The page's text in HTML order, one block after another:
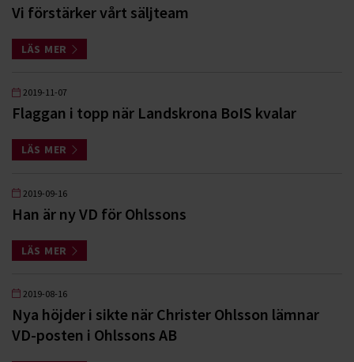
Vi förstärker vårt säljteam
LÄS MER
2019-11-07
Flaggan i topp när Landskrona BoIS kvalar
LÄS MER
2019-09-16
Han är ny VD för Ohlssons
LÄS MER
2019-08-16
Nya höjder i sikte när Christer Ohlsson lämnar
VD-posten i Ohlssons AB